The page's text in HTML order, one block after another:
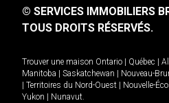
© SERVICES IMMOBILIERS
TOUS DROITS RÉSERVÉS.
Trouver une maison Ontario Québec
Manitoba
Saskatchewan Nouveau-
Territoires du Nord-Ouest Nouvelle-
Yukon
Nunavut.